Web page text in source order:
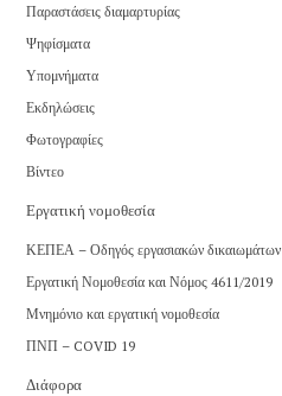
Παραστάσεις διαμαρτυρίας
Ψηφίσματα
Υπομνήματα
Εκδηλώσεις
Φωτογραφίες
Βίντεο
Εργατική νομοθεσία
ΚΕΠΕΑ – Οδηγός εργασιακών δικαιωμάτων
Εργατική Νομοθεσία και Νόμος 4611/2019
Μνημόνιο και εργατική νομοθεσία
ΠΝΠ – COVID 19
Διάφορα